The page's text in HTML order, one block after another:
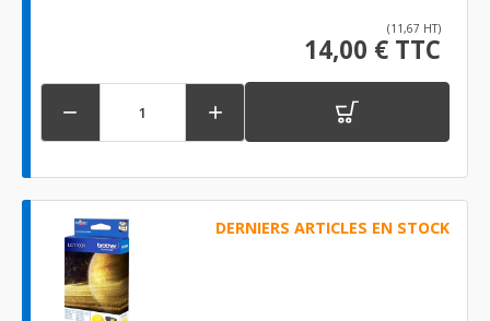
(11,67 HT)
14,00 € TTC
 
DERNIERS ARTICLES EN STOCK